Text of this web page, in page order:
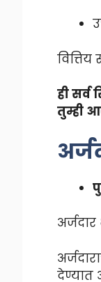
ही सर्व
तुम्ही